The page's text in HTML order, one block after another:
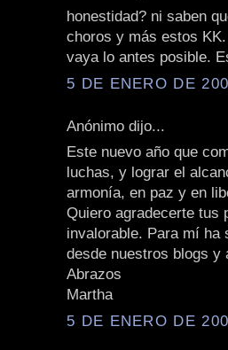
honestidad? ni saben
choros y más estos
vaya lo antes posible.
5 DE ENERO DE
Anónimo dijo...
Este nuevo año que
luchas, y lograr el
armonía, en paz y en
Quiero agradecerte tus
invalorable. Para mí ha
desde nuestros blogs y
Abrazos
Martha
5 DE ENERO DE